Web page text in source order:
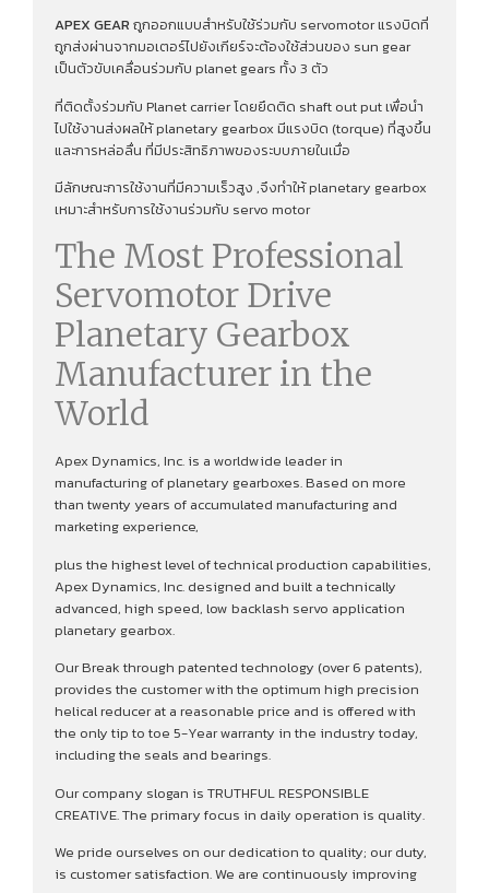
APEX GEAR ถูกออกแบบสำหรับใช้ร่วมกับ servomotor แรงบิดที่
ถูกส่งผ่านจากมอเตอร์ไปยังเกียร์จะต้องใช้ส่วนของ sun gear
เป็นตัวขับเคลื่อนร่วมกับ planet gears ทั้ง 3 ตัว
ที่ติดตั้งร่วมกับ Planet carrier โดยยึดติด shaft out put เพื่อนํา
ไปใช้งานส่งผลให้ planetary gearbox มีแรงบิด (torque) ที่สูงขึ้น
และการหล่อลื่น ที่มีประสิทธิภาพของระบบภายในเมื่อ
มีลักษณะการใช้งานที่มีความเร็วสูง ,จึงทําให้ planetary gearbox
เหมาะสำหรับการใช้งานร่วมกับ servo motor
The Most Professional
Servomotor Drive
Planetary Gearbox
Manufacturer in the
World
Apex Dynamics, Inc. is a worldwide leader in
manufacturing of planetary gearboxes. Based on more
than twenty years of accumulated manufacturing and
marketing experience,
plus the highest level of technical production capabilities,
Apex Dynamics, Inc. designed and built a technically
advanced, high speed, low backlash servo application
planetary gearbox.
Our Break through patented technology (over 6 patents),
provides the customer with the optimum high precision
helical reducer at a reasonable price and is offered with
the only tip to toe 5-Year warranty in the industry today,
including the seals and bearings.
Our company slogan is TRUTHFUL RESPONSIBLE
CREATIVE. The primary focus in daily operation is quality.
We pride ourselves on our dedication to quality; our duty,
is customer satisfaction. We are continuously improving